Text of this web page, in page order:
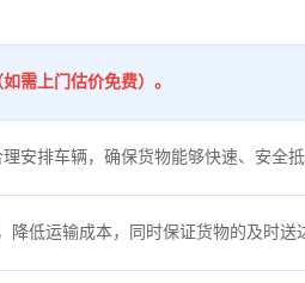
需上门估价免费）。
安排车辆，确保货物能够快速、安全抵
低运输成本，同时保证货物的及时送